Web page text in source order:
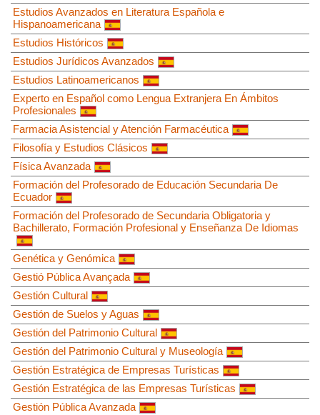
Estudios Avanzados en Literatura Española e
Hispanoamericana
Estudios Históricos
Estudios Jurídicos Avanzados
Estudios Latinoamericanos
Experto en Español como Lengua Extranjera En Ámbitos
Profesionales
Farmacia Asistencial y Atención Farmacéutica
Filosofía y Estudios Clásicos
Física Avanzada
Formación del Profesorado de Educación Secundaria De
Ecuador
Formación del Profesorado de Secundaria Obligatoria y
Bachillerato, Formación Profesional y Enseñanza De Idiomas
Genética y Genómica
Gestió Pública Avançada
Gestión Cultural
Gestión de Suelos y Aguas
Gestión del Patrimonio Cultural
Gestión del Patrimonio Cultural y Museología
Gestión Estratégica de Empresas Turísticas
Gestión Estratégica de las Empresas Turísticas
Gestión Pública Avanzada